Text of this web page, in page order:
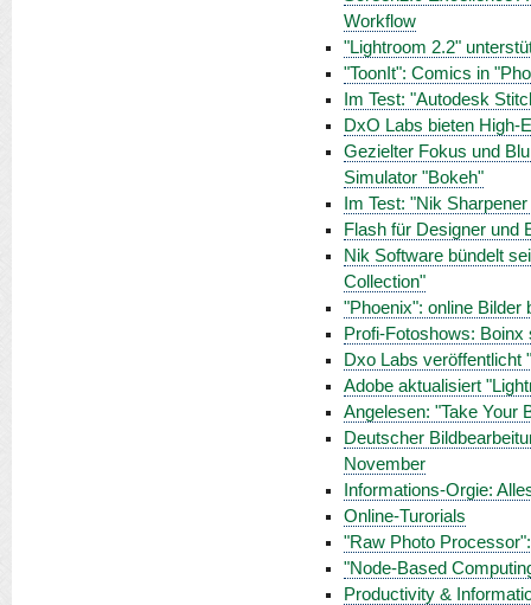
Workflow
"Lightroom 2.2"
"ToonIt": Comics in
Im Test: "Autodesk
DxO Labs bieten High-
Gezielter Fokus und
Simulator "Bokeh"
Im Test: "Nik
Flash für Designer und
Nik Software bündelt
Collection"
"Phoenix": online Bilder
Profi-Fotoshows:
Dxo Labs veröffentlicht
Adobe aktualisiert
Angelesen: "Take Your
Deutscher
November
Informations-Orgie:
Online-Turorials
"Raw Photo
"Node-Based
Productivity &